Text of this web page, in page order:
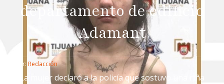
departamento de edificio
Adamant
Por: Redacción
La mujer declaró a la policía que sostuvo una riña